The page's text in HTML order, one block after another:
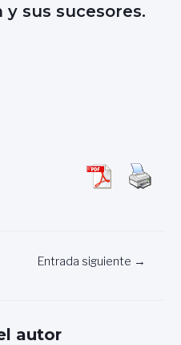
sus sucesores.
Entrada siguiente →
autor